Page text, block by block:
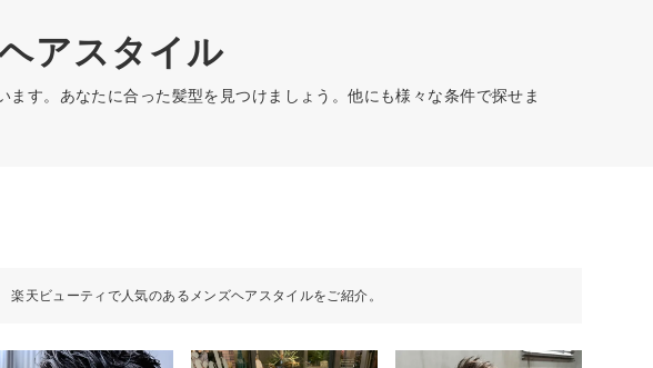
アスタイル
す。あなたに合った髪型を見つけましょう。他にも様々な条件で探せま
楽天ビューティで人気のあるメンズヘアスタイルをご紹介。